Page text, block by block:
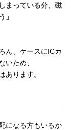
まっている分、磁
」
ん、ケースにICカ
いため、
あります。
になる方もいるか